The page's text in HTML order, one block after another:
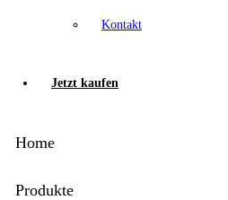
Kontakt
Jetzt kaufen
Home
Produkte